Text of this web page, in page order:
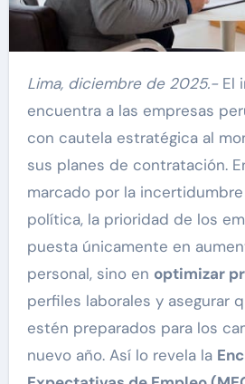
Lima, diciembre de 2025.-El
encuentra a las empresas
con cautela estratégica al
sus planes de contratación.
marcado por la
política, la prioridad de los
puesta únicamente en
personal, sino en optimizar
perfiles laborales y asegurar
estén preparados para los
nuevo año. Así lo revela la